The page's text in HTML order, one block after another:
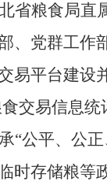
省粮食局直
、党群工作
易平台建设
交易信息统
“公平、公
时存储粮等